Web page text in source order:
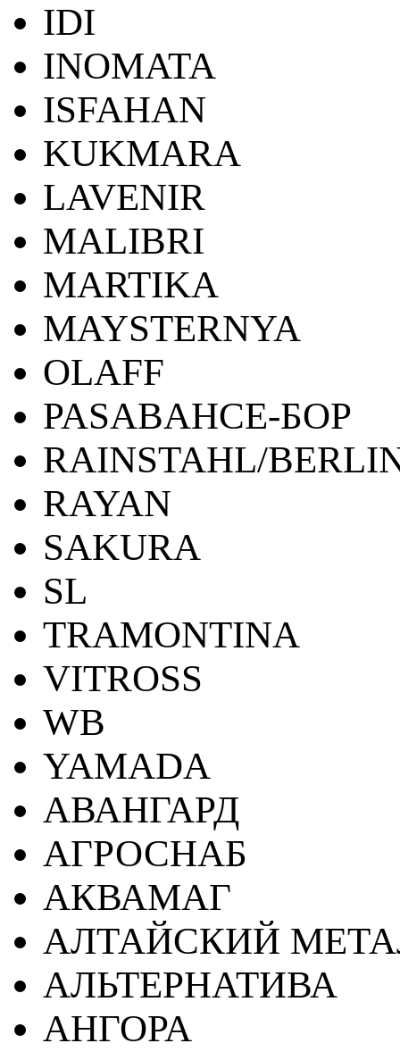
IDI
INOMATA
ISFAHAN
KUKMARA
LAVENIR
MALIBRI
MARTIKA
MAYSTERNYA
OLAFF
PASABAHCE-БОР
RAINSTAHL/
RAYAN
SAKURA
SL
TRAMONTINA
VITROSS
WB
YAMADA
АВАНГАРД
АГРОСНАБ
АКВАМАГ
АЛТАЙСКИЙ
АЛЬТЕРНАТИВА
АНГОРА